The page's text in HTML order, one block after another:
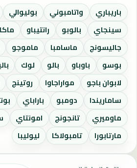
باريباري واتامبوني بوليوالي
سينجاي
بالوبو رانتيباو
جاليسونج
ماسامبا ماموجو
بوسو
باوباو بالو لوك
لابوان باجو
مواراجاوا روتينج
ساماريندا
دومبو باراباي
ماوميري
تانجونج امونتاي
مارتابورا
تامبولاكا ليوليبا